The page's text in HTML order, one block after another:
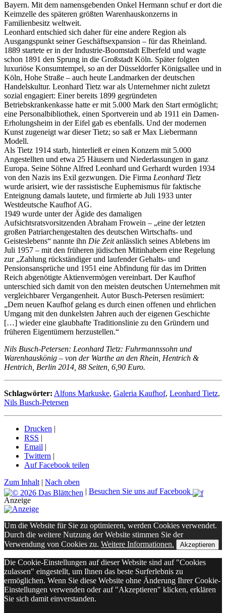
Bayern. Mit dem namensgebenden Onkel Hermann schuf er dort die
Keimzelle des späteren größten Warenhauskonzerns in
Familienbesitz weltweit.
Leonhard entschied sich daher für eine andere Region als
Ausgangspunkt seiner Geschäftsexpansion – für das Rheinland.
1889 startete er in der Industrie-Boomstadt Elberfeld und wagte
schon 1891 den Sprung in die Großstadt Köln. Später folgten
luxuriöse Konsumtempel, so an der Düsseldorfer Königsallee und in
Köln, Hohe Straße – auch heute Landmarken der deutschen
Handelskultur. Leonhard Tietz war als Unternehmer nicht zuletzt
sozial engagiert: Einer bereits 1899 gegründeten
Betriebskrankenkasse hatte er mit 5.000 Mark den Start ermöglicht;
eine Personalbibliothek, einen Sportverein und ab 1911 ein Damen-
Erholungsheim in der Eifel gab es ebenfalls. Und der modernen
Kunst zugeneigt war dieser Tietz; so saß er Max Liebermann
Modell.
Als Tietz 1914 starb, hinterließ er einen Konzern mit 5.000
Angestellten und etwa 25 Häu­sern und Niederlassungen in ganz
Europa. Seine Söhne Alfred Leonhard und Gerhardt wurden 1934
von den Nazis ins Exil gezwungen. Die Firma Leonhard Tietz
wurde arisiert, wie der rassistische Euphemismus für faktische
Enteignung damals lautete, und firmierte ab Juli 1933 unter
Westdeutsche Kaufhof AG.
1949 wurde unter der Ägide des damaligen
Aufsichtsratsvorsitzenden Abraham Frowein – „eine der letzten
großen Patriarchengestalten des deutschen Wirtschafts- und
Geisteslebens“ nannte ihn Die Zeitanlässlich seines Ablebens im
Juli 1957 – mit den früheren jüdischen Mitinhabern eine Regelung
zur „Zahlung rückständiger und laufender Gehalts- und
Pensionsansprüche und 1951 eine Abfindung für das im Dritten
Reich abgenötigte Aktienvermögen vereinbart. Der Kaufhof
unterschied sich damit von den meisten deutschen Unternehmen mit
vergleichbarer Vergangenheit. Autor Busch-Petersen resümiert:
„Dem neuen Kaufhof gelang es durch einen offenen und ehrlichen
Umgang mit den dunkelsten Jahren auch der eigenen Geschichte
[…] wieder eine glaubhafte Traditionslinie zu den Gründern und
früheren Eigentümern herzustellen.“
Nils Busch-Petersen: Leonhard Tietz: Fuhrmannssohn und
Warenhauskönig – von der Warthe an den Rhein, Hentrich &
Hentrich, Berlin 2014, 88 Seiten, 6,90 Euro.
Schlagwörter: Alfons Markuske, Galeria Kaufhof, Leonhard Tietz,
Nils Busch-Petersen
Drucken |
RSS |
Email |
Twittern |
Auf Facebook teilen
Zum Inhalt | Nach oben
| Besuchen Sie uns auf Facebook
Anzeige
Um die Website für Sie zu optimieren, werden Cookies verwendet.
Durch die weitere Nutzung der Website stimmen Sie der
Verwendung von Cookies zu. Weitere Informationen. Akzeptieren
Die Cookie-Einstellungen auf dieser Website sind auf "Cookies
zulassen" eingestellt, um Ihnen das beste Surferlebnis zu
ermöglichen. Wenn Sie diese Website ohne Änderung Ihrer Cookie-
Einstellungen verwenden oder auf "Akzeptieren" klicken, erklären
Sie sich damit einverstanden.